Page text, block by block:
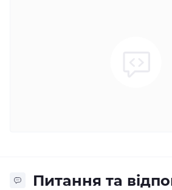
Питання та